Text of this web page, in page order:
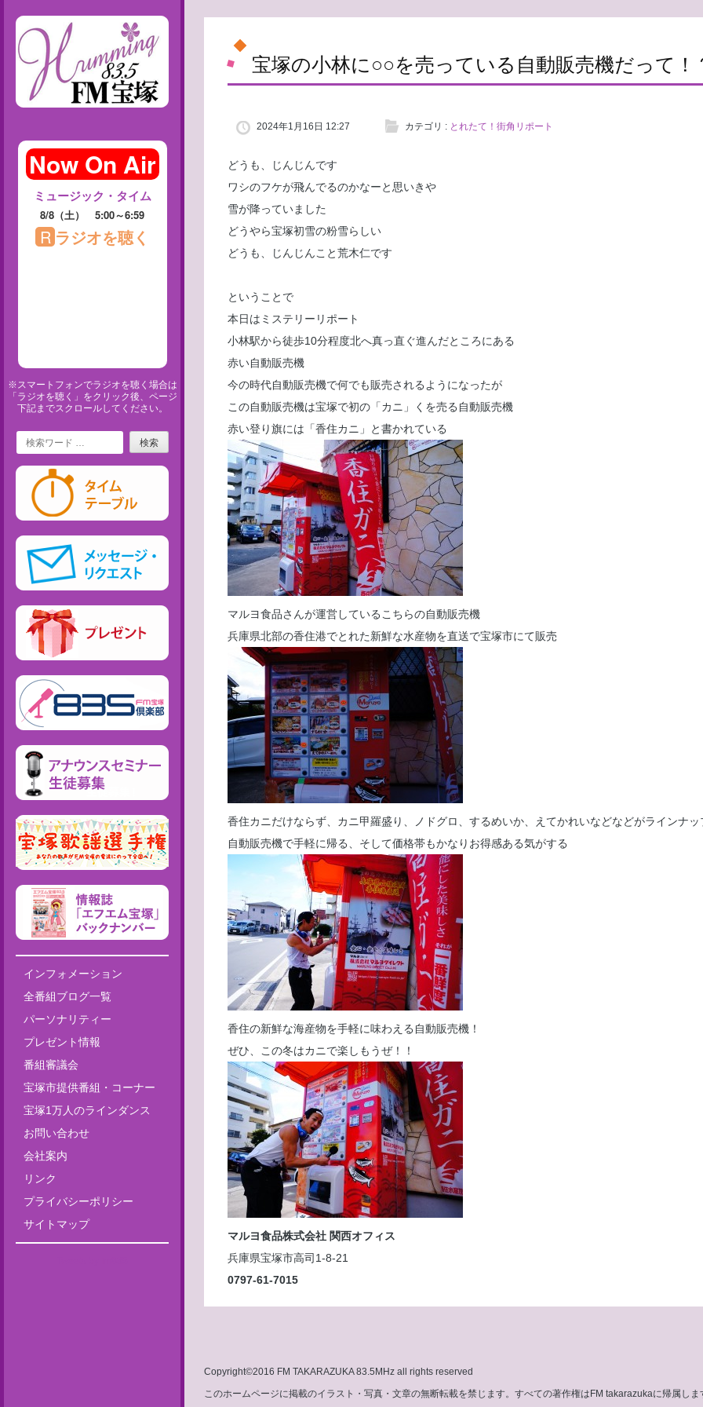
※スマートフォンでラジオを聴く場合は
「ラジオを聴く」をクリック後、ページ
下記までスクロールしてください。
Search
インフォメーション
全番組ブログ一覧
パーソナリティー
プレゼント情報
番組審議会
宝塚市提供番組・コーナー
宝塚1万人のラインダンス
お問い合わせ
会社案内
リンク
プライバシーポリシー
サイトマップ
宝塚の小林に○○を売っている自動販売機だって！
2024年1月16日 12:27 カテゴリ : とれたて！街角リポート
どうも、じんじんです
ワシのフケが飛んでるのかなーと思いきや
雪が降っていました
どうやら宝塚初雪の粉雪らしい
どうも、じんじんこと荒木仁です
ということで
本日はミステリーリポート
小林駅から徒歩10分程度北へ真っ直ぐ進んだところにある
赤い自動販売機
今の時代自動販売機で何でも販売されるようになったが
この自動販売機は宝塚で初の「カニ」くを売る自動販売機
赤い登り旗には「香住カニ」と書かれている
マルヨ食品さんが運営しているこちらの自動販売機
兵庫県北部の香住港でとれた新鮮な水産物を直送で宝塚市にて販売
香住カニだけならず、カニ甲羅盛り、ノドグロ、するめいか、えてかれいなどなどがラインナッ
自動販売機で手軽に帰る、そして価格帯もかなりお得感ある気がする
香住の新鮮な海産物を手軽に味わえる自動販売機！
ぜひ、この冬はカニで楽しもうぜ！！
マルヨ食品株式会社 関西オフィス
兵庫県宝塚市高司1-8-21
0797-61-7015
Copyright©2016 FM TAKARAZUKA 83.5MHz all rights reserved
このホームページに掲載のイラスト・写真・文章の無断転載を禁じます。すべての著作権はFM takarazukaに帰属しま